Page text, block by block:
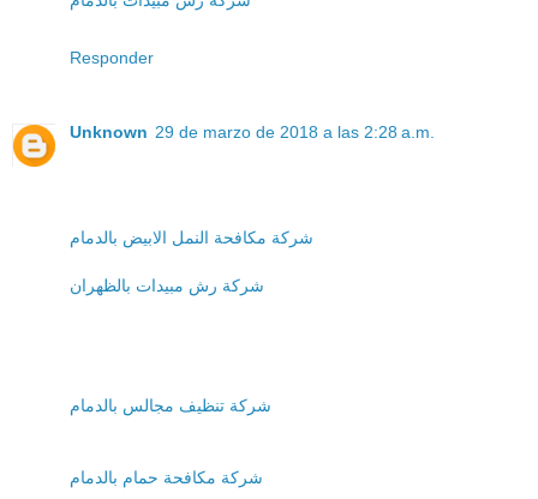
Responder
Unknown 29 de marzo de 2018 a las 2:28 a.m.
شركة مكافحة النمل الابيض بالدمام
شركة رش مبيدات بالظهران
شركة تنظيف مجالس بالدمام
شركة مكافحة حمام بالدمام